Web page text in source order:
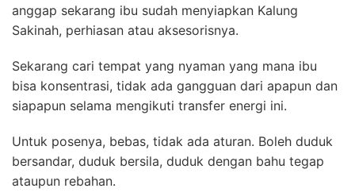
anggap sekarang ibu sudah menyiapkan Kalung
Sakinah, perhiasan atau aksesorisnya.
Sekarang cari tempat yang nyaman yang mana ibu
bisa konsentrasi, tidak ada gangguan dari apapun dan
siapapun selama mengikuti transfer energi ini.
Untuk posenya, bebas, tidak ada aturan. Boleh duduk
bersandar, duduk bersila, duduk dengan bahu tegap
ataupun rebahan.